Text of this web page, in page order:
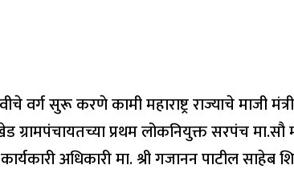
वर्ग सुरू करणे कामी महाराष्ट्र राज्याचे माजी
ग्रामपंचायतच्या प्रथम लोकनियुक्त सरपंच मा.सौ
अधिकारी मा. श्री गजानन पाटील